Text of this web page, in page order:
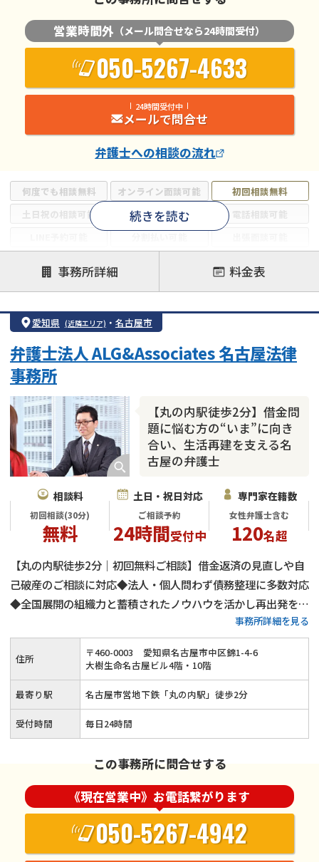
何度でも相談無料 オンライン面談可能
初回相談無料
土日祝の相談可能
19時以降電話可能
電話相談可能
借金返済相談・交渉
自己破産
任意整理
個人再生
時効援用
会社破産・法人破産
住宅ローン
消費者金融・サラ金
カードローン
続きを読む
営業時間外 （メール問合せなら24時間受付）
050-5267-4633
24時間受付中
メールで問合せ
弁護士への相談の流れ
事務所詳細 料金表
愛知県 (近隣エリア) ・ 名古屋市
【丸の内駅徒歩2分】借金問
題に悩む方の“いま”に向き
合い、生活再建を支える名
古屋の弁護士
弁護士法人 ALG&Associates 名古屋法律
事務所
相談料
初回相談(30分)
無料
土日・祝日対応
ご相談予約
24時間受付中
専門家在籍数
女性弁護士含む
120名超
【丸の内駅徒歩2分｜初回無料ご相談】借金返済の見直しや自
己破産のご相談に対応◆法人・個人問わず債務整理に多数対応
◆全国展開の組織力と蓄積されたノウハウを活かし再出発をサ
ポート◆プライバシーに配慮した安心の相談環境◆一人で抱え
込まず弁護士へご相談ください
事務所詳細を見る
住所 〒460-0003
愛知県名古屋市中区錦1-4-6
大樹生命名古屋ビル4階・10階
最寄り駅 名古屋市営地下鉄「丸の内駅」徒歩2分
受付時間 毎日24時間
この事務所に問合せする
《現在営業中》お電話繋がります
050-5267-4942